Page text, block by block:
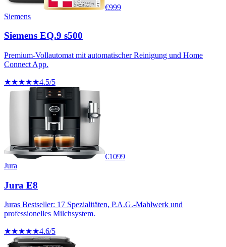
€999
Siemens
Siemens EQ.9 s500
Premium-Vollautomat mit automatischer Reinigung und Home
Connect App.
★★★★★4.5/5
€1099
Jura
Jura E8
Juras Bestseller: 17 Spezialitäten, P.A.G.-Mahlwerk und
professionelles Milchsystem.
★★★★★4.6/5